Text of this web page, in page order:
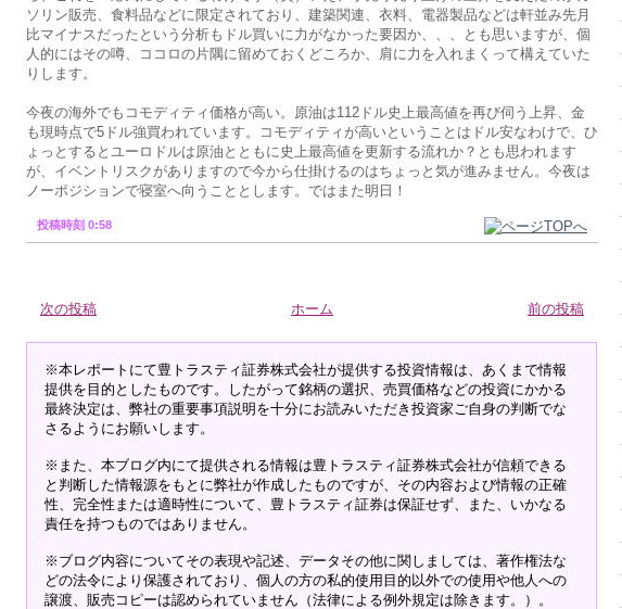
ソリン販売、食料品などに限定されており、建築関連、衣料、電器製品などは軒並み先月
比マイナスだったという分析もドル買いに力がなかった要因か、、、とも思いますが、個
人的にはその噂、ココロの片隅に留めておくどころか、肩に力を入れまくって構えていた
りします。
今夜の海外でもコモディティ価格が高い。原油は112ドル史上最高値を再び伺う上昇、金
も現時点で5ドル強買われています。コモディティが高いということはドル安なわけで、ひ
ょっとするとユーロドルは原油とともに史上最高値を更新する流れか？とも思われます
が、イベントリスクがありますので今から仕掛けるのはちょっと気が進みません。今夜は
ノーポジションで寝室へ向うこととします。ではまた明日！
投稿時刻 0:58
次の投稿 前の投稿
ホーム
※本レポートにて豊トラスティ証券株式会社が提供する投資情報は、あくまで情報
提供を目的としたものです。したがって銘柄の選択、売買価格などの投資にかかる
最終決定は、弊社の重要事項説明を十分にお読みいただき投資家ご自身の判断でな
さるようにお願いします。
※また、本ブログ内にて提供される情報は豊トラスティ証券株式会社が信頼できる
と判断した情報源をもとに弊社が作成したものですが、その内容および情報の正確
性、完全性または適時性について、豊トラスティ証券は保証せず、また、いかなる
責任を持つものではありません。
※ブログ内容についてその表現や記述、データその他に関しましては、著作権法な
どの法令により保護されており、個人の方の私的使用目的以外での使用や他人への
譲渡、販売コピーは認められていません（法律による例外規定は除きます。）。